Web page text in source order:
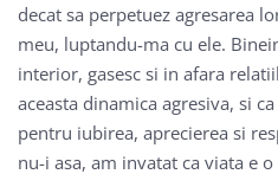
decat sa perpetuez agresarea
meu, luptandu-ma cu ele.
interior, gasesc si in afara
aceasta dinamica agresiva, si
pentru iubirea, aprecierea si
nu-i asa, am invatat ca viata e